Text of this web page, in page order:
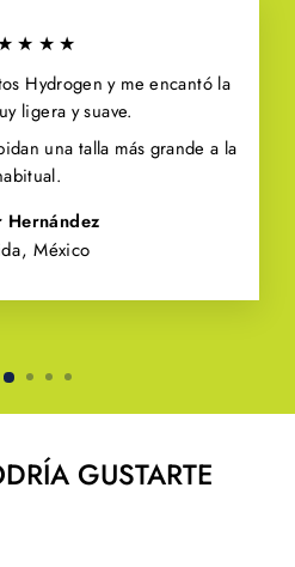
Hydrogen y me encantó la
ligera y suave.
una talla más grande a la
Hernández
México
GUSTARTE